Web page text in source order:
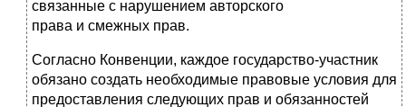
связанные с нарушением авторского
права и смежных прав.
Согласно Конвенции, каждое государство-участник
обязано создать необходимые правовые условия для
предоставления следующих прав и обязанностей